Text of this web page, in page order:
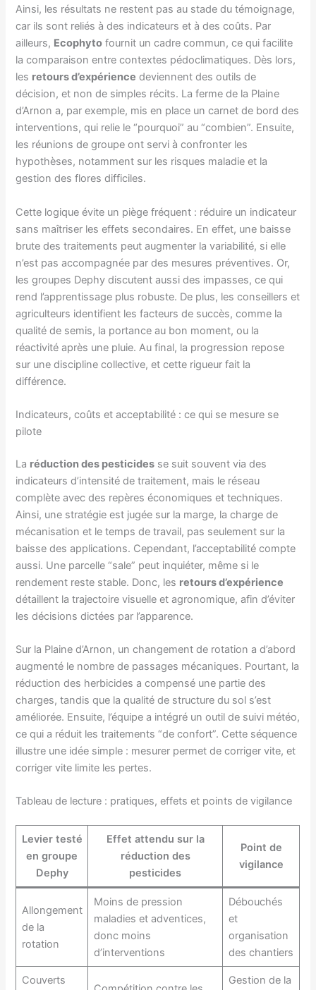
Ainsi, les résultats ne restent pas au stade du témoignage,
car ils sont reliés à des indicateurs et à des coûts. Par
ailleurs, Ecophyto fournit un cadre commun, ce qui facilite
la comparaison entre contextes pédoclimatiques. Dès lors,
les retours d’expérience deviennent des outils de
décision, et non de simples récits. La ferme de la Plaine
d’Arnon a, par exemple, mis en place un carnet de bord des
interventions, qui relie le “pourquoi” au “combien”. Ensuite,
les réunions de groupe ont servi à confronter les
hypothèses, notamment sur les risques maladie et la
gestion des flores difficiles.
Cette logique évite un piège fréquent : réduire un indicateur
sans maîtriser les effets secondaires. En effet, une baisse
brute des traitements peut augmenter la variabilité, si elle
n’est pas accompagnée par des mesures préventives. Or,
les groupes Dephy discutent aussi des impasses, ce qui
rend l’apprentissage plus robuste. De plus, les conseillers et
agriculteurs identifient les facteurs de succès, comme la
qualité de semis, la portance au bon moment, ou la
réactivité après une pluie. Au final, la progression repose
sur une discipline collective, et cette rigueur fait la
différence.
Indicateurs, coûts et acceptabilité : ce qui se mesure se
pilote
La réduction des pesticides se suit souvent via des
indicateurs d’intensité de traitement, mais le réseau
complète avec des repères économiques et techniques.
Ainsi, une stratégie est jugée sur la marge, la charge de
mécanisation et le temps de travail, pas seulement sur la
baisse des applications. Cependant, l’acceptabilité compte
aussi. Une parcelle “sale” peut inquiéter, même si le
rendement reste stable. Donc, les retours d’expérience
détaillent la trajectoire visuelle et agronomique, afin d’éviter
les décisions dictées par l’apparence.
Sur la Plaine d’Arnon, un changement de rotation a d’abord
augmenté le nombre de passages mécaniques. Pourtant, la
réduction des herbicides a compensé une partie des
charges, tandis que la qualité de structure du sol s’est
améliorée. Ensuite, l’équipe a intégré un outil de suivi météo,
ce qui a réduit les traitements “de confort”. Cette séquence
illustre une idée simple : mesurer permet de corriger vite, et
corriger vite limite les pertes.
Tableau de lecture : pratiques, effets et points de vigilance
Levier testé
en groupe
Dephy
Effet attendu sur la
réduction des
pesticides
Point de
vigilance
Allongement
de la
rotation
Moins de pression
maladies et adventices,
donc moins
d’interventions
Débouchés
et
organisation
des chantiers
Couverts Gestion de la